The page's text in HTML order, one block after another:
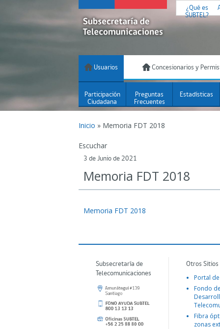
¿Qué es
SUBTEL?
Usuarios Concesionarios y
Participación
Ciudadana
Preguntas
Frecuentes
Estadísticas
Inicio » Memoria FDT 2018
Escuchar
3 de Junio de 2021
Memoria FDT 2018
Memoria FDT 2018
Subsecretaría de
Telecomunicaciones
Otros
Portal
Fondo
Fibra
zonas